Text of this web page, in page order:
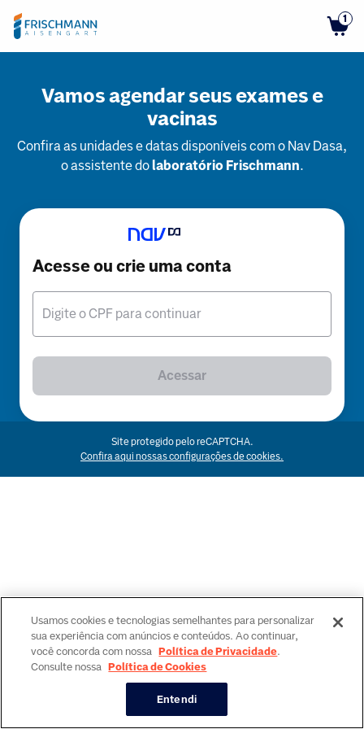
1
Vamos agendar seus exames e
vacinas
Confira as unidades e datas disponíveis com o Nav Dasa,
o assistente dolaboratório Frischmann.
Acesse ou crie uma conta
Digite o CPF para continuar
Acessar
Site protegido pelo reCAPTCHA.
Confira aqui nossas configurações de cookies.
Usamos cookies e tecnologias semelhantes para personalizar
sua experiência com anúncios e conteúdos. Ao continuar,
você concorda com nossa Política de Privacidade.
Consulte nossa Política de Cookies
Entendi